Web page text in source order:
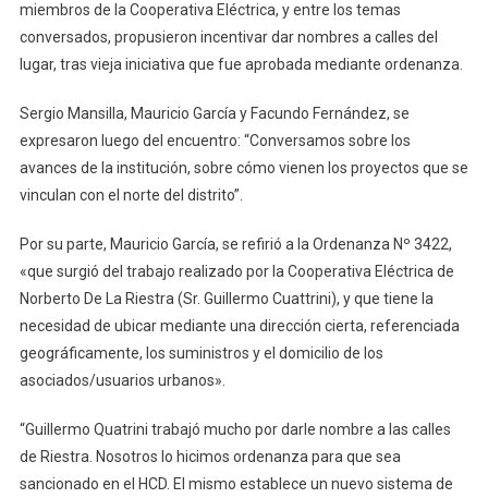
De
La
miembros de la Cooperativa Eléctrica, y entre los temas
conversados, propusieron incentivar dar nombres a calles del
lugar, tras vieja iniciativa que fue aprobada mediante ordenanza.
Sergio Mansilla, Mauricio García y Facundo Fernández, se
expresaron luego del encuentro: “Conversamos sobre los
avances de la institución, sobre cómo vienen los proyectos que se
vinculan con el norte del distrito”.
Por su parte, Mauricio García, se refirió a la Ordenanza Nº 3422,
«que surgió del trabajo realizado por la Cooperativa Eléctrica de
Norberto De La Riestra (Sr. Guillermo Cuattrini), y que tiene la
necesidad de ubicar mediante una dirección cierta, referenciada
geográficamente, los suministros y el domicilio de los
asociados/usuarios urbanos».
“Guillermo Quatrini trabajó mucho por darle nombre a las calles
de Riestra. Nosotros lo hicimos ordenanza para que sea
sancionado en el HCD. El mismo establece un nuevo sistema de